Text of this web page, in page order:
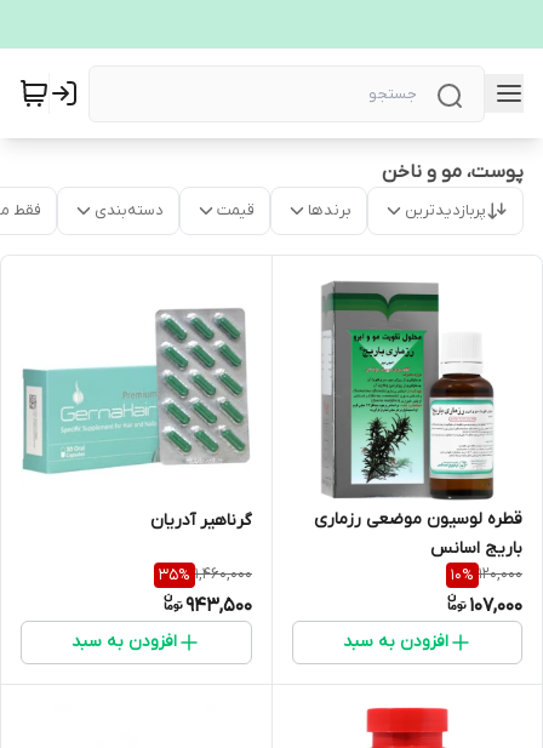
پوست، مو و ناخن
پربازدیدترین برندها قیمت دسته‌بندی فقط
قطره لوسیون موضعی رزماری
باریج اسانس
120,000
10%
107,000
افزودن به سبد
گرناهیر آدریان
1,460,000
35%
943,500
افزودن به سبد